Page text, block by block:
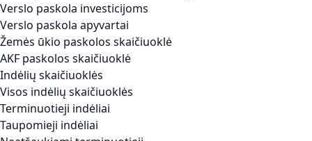
Verslo paskola investicijoms
Verslo paskola apyvartai
Žemės ūkio paskolos skaičiuoklė
AKF paskolos skaičiuoklė
Indėlių skaičiuoklės
Visos indėlių skaičiuoklės
Terminuotieji indėliai
Taupomieji indėliai